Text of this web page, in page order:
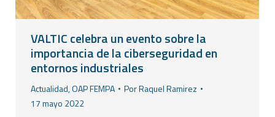
VALTIC celebra un evento sobre la
importancia de la ciberseguridad en
entornos industriales
Actualidad,OAP FEMPA PorRaquel Ramirez
17 mayo 2022